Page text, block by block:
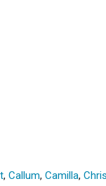
, Callum, Camilla,